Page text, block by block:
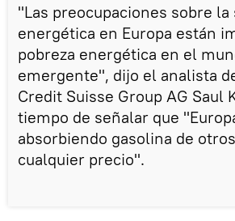
"Las preocupaciones sobre la
energética en Europa están
pobreza energética en el
emergente", dijo el analista
Credit Suisse Group AG Saul
tiempo de señalar que
absorbiendo gasolina de
cualquier precio".